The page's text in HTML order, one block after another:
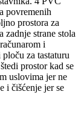
povremenih
prostora za
zadnje strane stola
i
za tastaturu
prostor kad se
uslovima jer ne
i čišćenje jer se